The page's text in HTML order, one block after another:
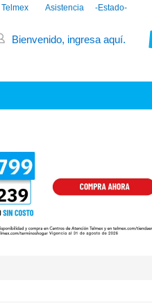
Asistencia
Bienvenido, ingresa aquí.